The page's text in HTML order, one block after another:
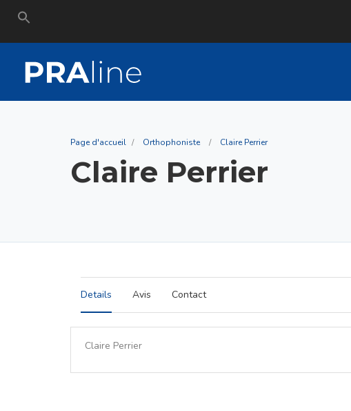
Search
Page d'accueil Orthophoniste Claire Perrier
Claire Perrier
Details Avis Contact
Claire Perrier